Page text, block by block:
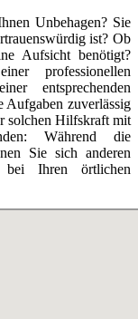
Unbehagen? Sie
ist? Ob
Aufsicht benötigt?
professionellen
entsprechenden
Aufgaben zuverlässig
solchen Hilfskraft mit
Während die
Sie sich anderen
Ihren örtlichen